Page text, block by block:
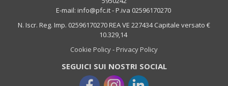
E-mail: info@pfc.it - P.iva 02596170270
N. Iscr. Reg. Imp. 02596170270 REA VE 227434 Capitale versato €
10.329,14
Cookie Policy- Privacy Policy
SEGUICI SUI NOSTRI SOCIAL